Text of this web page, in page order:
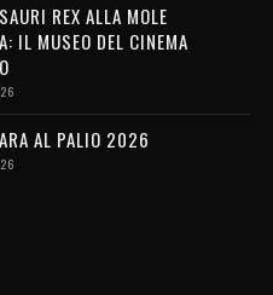
REX ALLA MOLE
IL MUSEO DEL CINEMA
AL PALIO 2026